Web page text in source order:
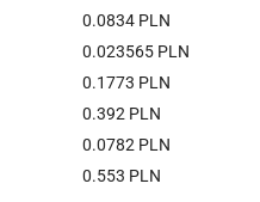
0.0834 PLN
0.023565 PLN
0.1773 PLN
0.392 PLN
0.0782 PLN
0.553 PLN